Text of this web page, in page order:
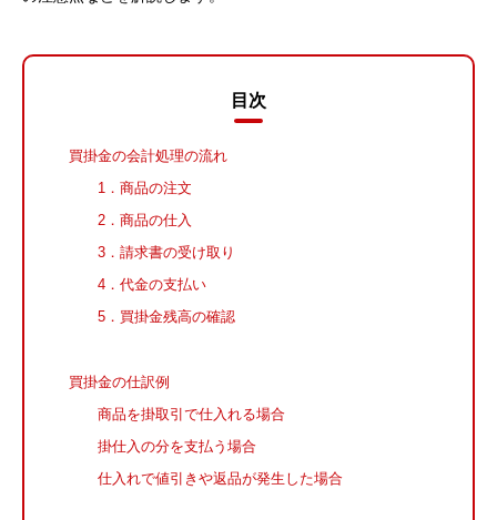
目次
買掛金の会計処理の流れ
1．商品の注文
2．商品の仕入
3．請求書の受け取り
4．代金の支払い
5．買掛金残高の確認
買掛金の仕訳例
商品を掛取引で仕入れる場合
掛仕入の分を支払う場合
仕入れで値引きや返品が発生した場合